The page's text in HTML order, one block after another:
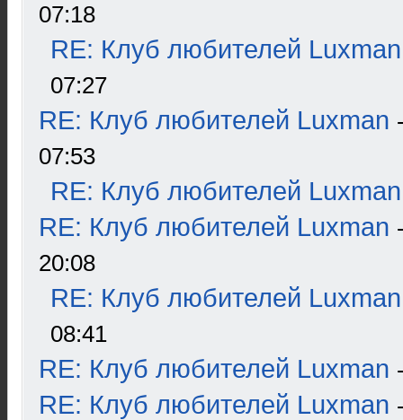
07:18
RE: Клуб любителей Luxman
07:27
RE: Клуб любителей Luxman
07:53
RE: Клуб любителей Luxman
RE: Клуб любителей Luxman
20:08
RE: Клуб любителей Luxman
08:41
RE: Клуб любителей Luxman
RE: Клуб любителей Luxman